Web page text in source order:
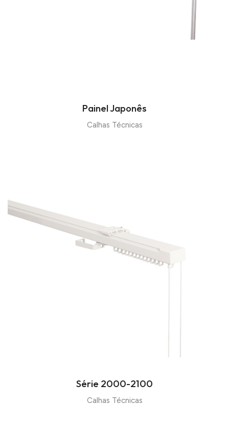
Painel Japonês
Calhas Técnicas
Série 2000-2100
Calhas Técnicas